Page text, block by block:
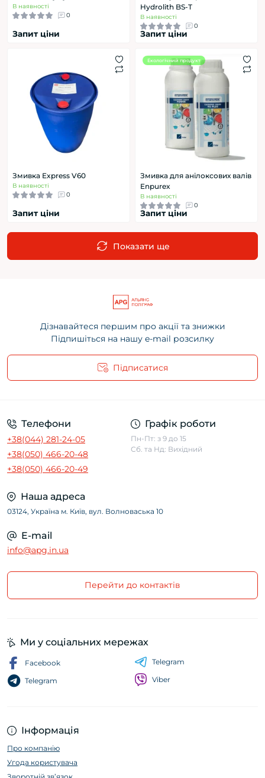
В наявності
0
Запит ціни
Hydrolith BS-T
В наявності
0
Запит ціни
Змивка Express V60
В наявності
0
Запит ціни
Екологічний продукт
Змивка для анілоксових валів
Enpurex
В наявності
0
Запит ціни
Показати ще
Дізнавайтеся першим про акції та знижки
Підпишіться на нашу e-mail розсилку
Підписатися
Телефони
+38(044) 281-24-05
+38(050) 466-20-48
+38(050) 466-20-49
Графік роботи
Пн-Пт: з 9 до 15
Сб. та Нд: Вихідний
Наша адреса
03124, Україна м. Київ, вул. Волноваська 10
E-mail
info@apg.in.ua
Перейти до контактів
Інформація
Про компанію
Угода користувача
Ми у соціальних мережах
Facebook
Telegram
Telegram
Viber